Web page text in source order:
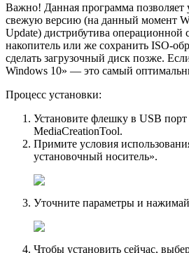
Важно! Данная программа позволяет
свежую версию (на данный момент
Update) дистрибутива
накопитель или же сохранить ISO-
сделать загрузочный диск позже.
Windows 10» — это самый
Процесс установки:
Установите флешку в USB порт
MediaCreationTool.
Примите условия
установочный носитель».
Уточните параметры и
Чтобы установить сейчас,